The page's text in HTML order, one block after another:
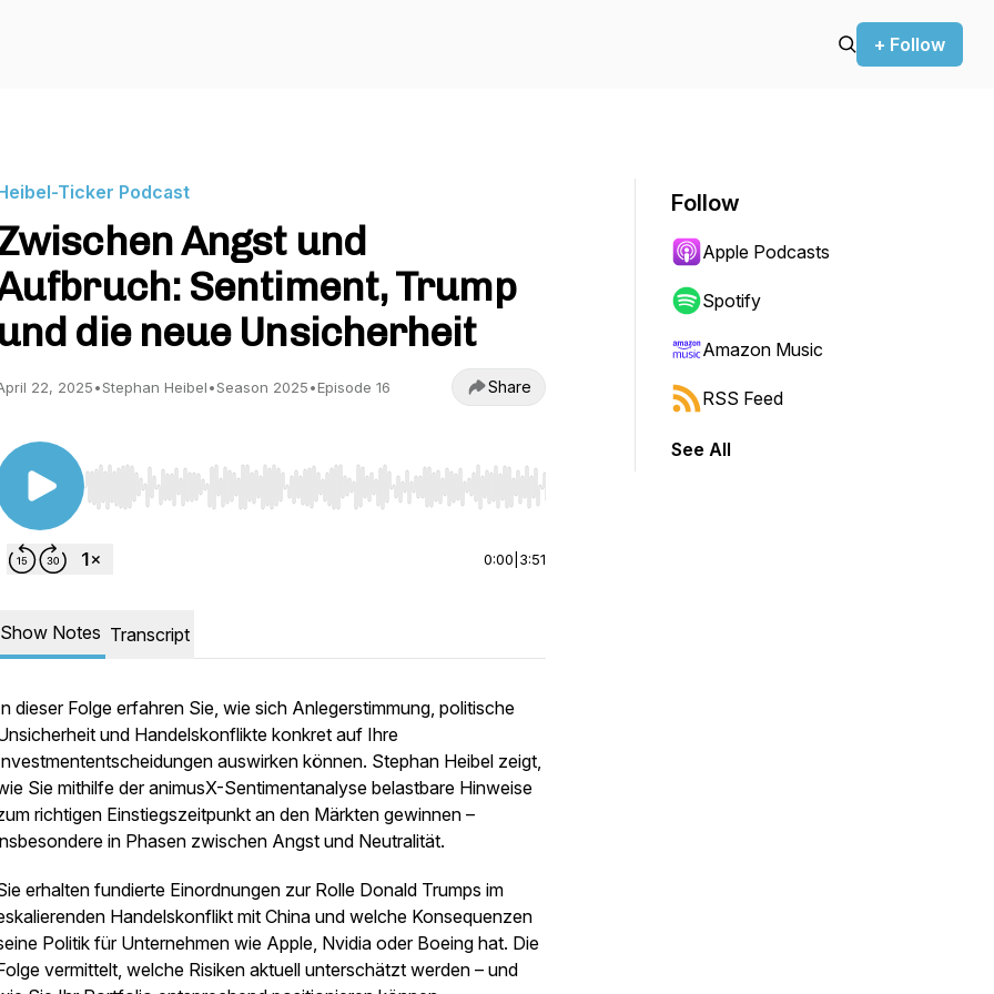
+ Follow
Ticker Podcast
Angst und
Sentiment, Trump
und die neue Unsicherheit
22, 2025•Stephan Heibel•Season 2025•Episode 16 Share
Use Left/Right to seek, Home/End to jump to start or end. Hold shift to jump forward or backward.
0:00 3:51
Show Notes Transcript
dieser Folge erfahren Sie, wie sich Anlegerstimmung, politische
und Handelskonflikte konkret auf Ihre
auswirken können. Stephan Heibel zeigt,
Sie mithilfe der animusX-Sentimentanalyse belastbare Hinweise
richtigen Einstiegszeitpunkt an den Märkten gewinnen –
in Phasen zwischen Angst und Neutralität.
erhalten fundierte Einordnungen zur Rolle Donald Trumps im
Handelskonflikt mit China und welche Konsequenzen
Politik für Unternehmen wie Apple, Nvidia oder Boeing hat. Die
vermittelt, welche Risiken aktuell unterschätzt werden – und
Follow
Apple Podcasts
Spotify
Amazon Music
RSS Feed
See All